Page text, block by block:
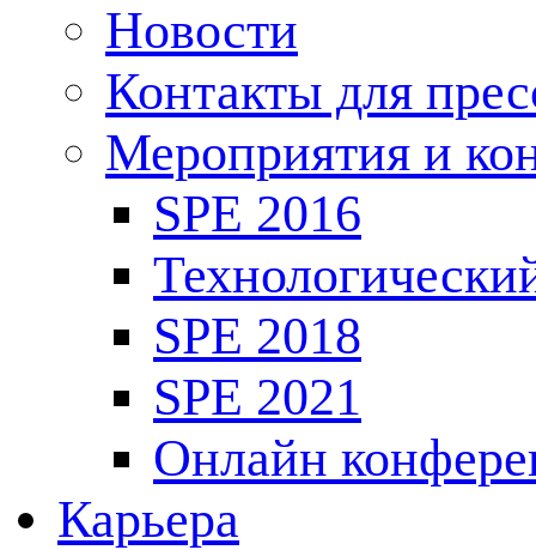
Новости
Контакты для
Мероприятия и
SPE 2016
SPE 2018
SPE 2021
Онлайн
Карьера